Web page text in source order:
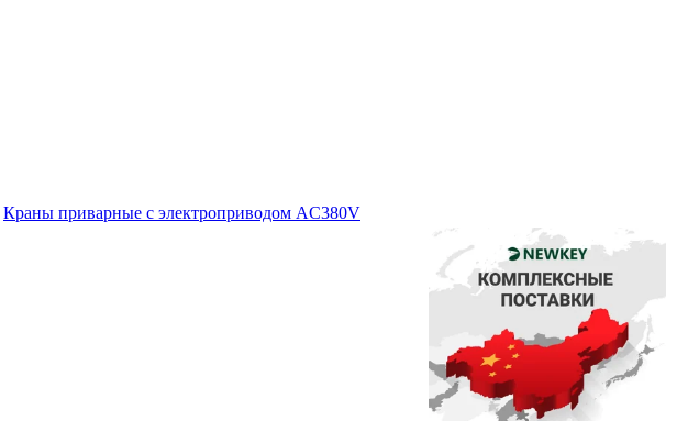
Краны приварные с электроприводом AC380V